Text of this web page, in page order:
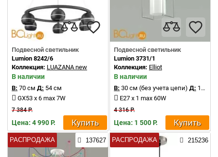
Подвесной светильник
Lumion 8242/6
Коллекция: LUAZANA new
В наличии
В: 70 см Д: 54 см
GX53 x 6 max 7W
7 384 Р.
Цена: 4 990 Р. Купить
Подвесной светильник
Lumion 3731/1
Коллекция: Elliot
В наличии
В: 30 см (без учета цепи) Д: 15.5 см
E27 x 1 max 60W
4 316 Р.
Цена: 1 500 Р. Купить
РАСПРОДАЖА 137627 РАСПРОДАЖА 215236